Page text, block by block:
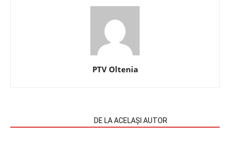
PTV Oltenia
DE LA ACELAȘI AUTOR